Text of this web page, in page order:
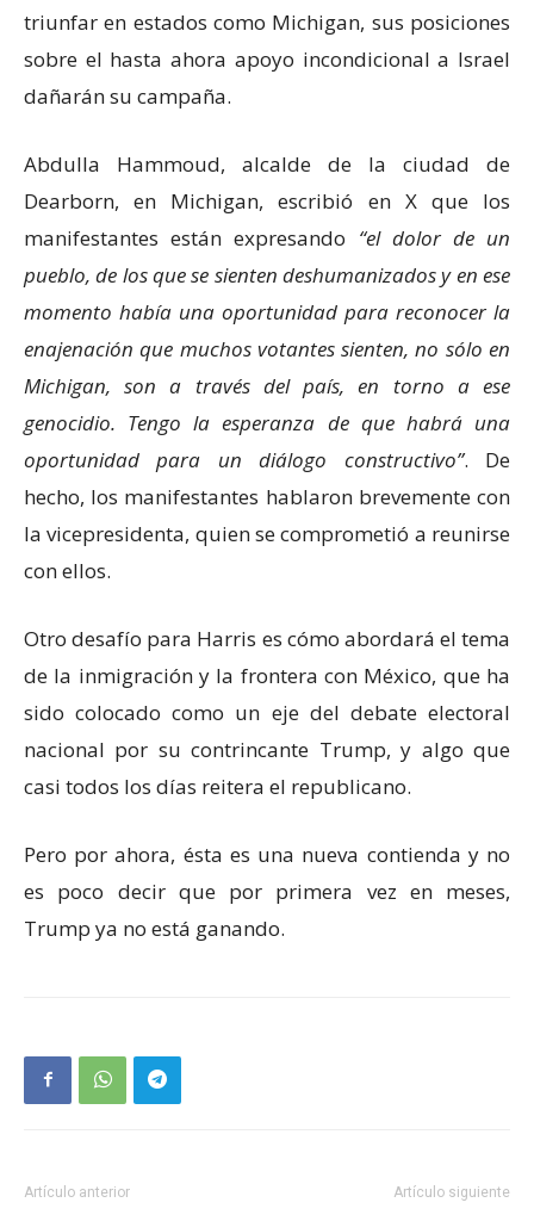
triunfar en estados como Michigan, sus posiciones
sobre el hasta ahora apoyo incondicional a Israel
dañarán su campaña.
Abdulla Hammoud, alcalde de la ciudad de
Dearborn, en Michigan, escribió en X que los
manifestantes están expresando
el dolor de un
pueblo, de los que se sienten deshumanizados y en ese
momento había una oportunidad para reconocer la
enajenación que muchos votantes sienten, no sólo en
Michigan, son a través del país, en torno a ese
genocidio. Tengo la esperanza de que habrá una
oportunidad para un diálogo constructivo . De
hecho, los manifestantes hablaron brevemente con
la vicepresidenta, quien se comprometió a reunirse
con ellos.
Otro desafío para Harris es cómo abordará el tema
de la inmigración y la frontera con México, que ha
sido colocado como un eje del debate electoral
nacional por su contrincante Trump, y algo que
casi todos los días reitera el republicano.
Pero por ahora, ésta es una nueva contienda y no
es poco decir que por primera vez en meses,
Trump ya no está ganando.
Artículo anterior Artículo siguiente